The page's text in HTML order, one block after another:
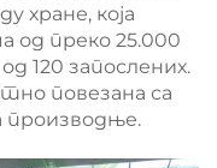
хране, која
од преко 25.000
120 запослених.
повезана са
производње.